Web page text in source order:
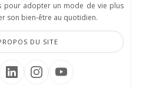
pour adopter un mode de vie plus
son bien-être au quotidien.
DU SITE